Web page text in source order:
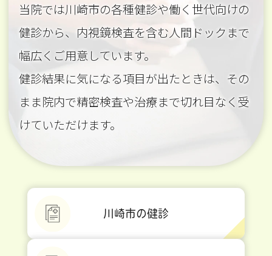
当院では川崎市の各種健診や働く世代向けの
健診から、内視鏡検査を含む人間ドックまで
幅広くご用意しています。
健診結果に気になる項目が出たときは、その
まま院内で精密検査や治療まで切れ目なく受
けていただけます。
川崎市の健診